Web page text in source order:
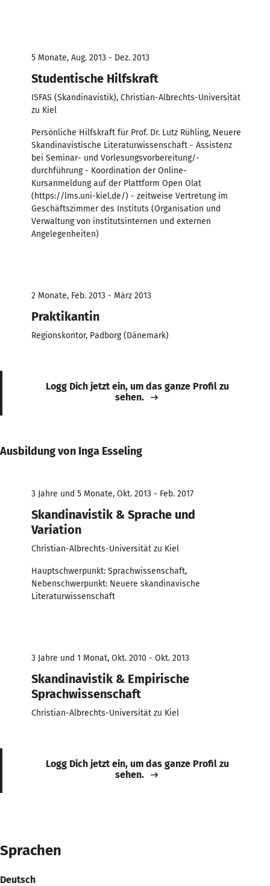
5 Monate, Aug. 2013 - Dez. 2013
Studentische Hilfskraft
ISFAS (Skandinavistik), Christian-Albrechts-Universität
zu Kiel
Persönliche Hilfskraft für Prof. Dr. Lutz Rühling, Neuere
Skandinavistische Literaturwissenschaft - Assistenz
bei Seminar- und Vorlesungsvorbereitung/-
durchführung - Koordination der Online-
Kursanmeldung auf der Plattform Open Olat
(https://lms.uni-kiel.de/) - zeitweise Vertretung im
Geschäftszimmer des Instituts (Organisation und
Verwaltung von institutsinternen und externen
Angelegenheiten)
2 Monate, Feb. 2013 - März 2013
Praktikantin
Regionskontor, Padborg (Dänemark)
Logg Dich jetzt ein, um das ganze Profil zu
sehen.
Ausbildung von Inga Esseling
3 Jahre und 5 Monate, Okt. 2013 - Feb. 2017
Skandinavistik & Sprache und
Variation
Christian-Albrechts-Universität zu Kiel
Hauptschwerpunkt: Sprachwissenschaft,
Nebenschwerpunkt: Neuere skandinavische
Literaturwissenschaft
3 Jahre und 1 Monat, Okt. 2010 - Okt. 2013
Skandinavistik & Empirische
Sprachwissenschaft
Christian-Albrechts-Universität zu Kiel
Logg Dich jetzt ein, um das ganze Profil zu
sehen.
Sprachen
Deutsch